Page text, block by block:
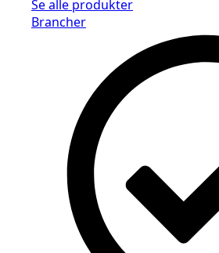
Se alle produkter
Brancher